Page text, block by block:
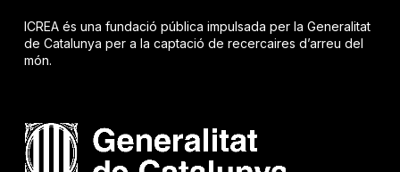
ICREA és una fundació pública impulsada per la Generalitat
de Catalunya per a la captació de recercaires d’arreu del
món.